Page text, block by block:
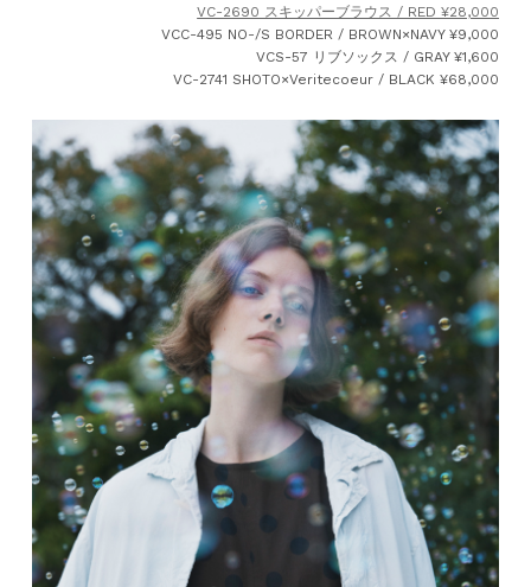
VC-2690 スキッパーブラウス / RED ¥28,000
VCC-495 NO-/S BORDER / BROWN×NAVY ¥9,000
VCS-57 リブソックス / GRAY ¥1,600
VC-2741 SHOTO×Veritecoeur / BLACK ¥68,000